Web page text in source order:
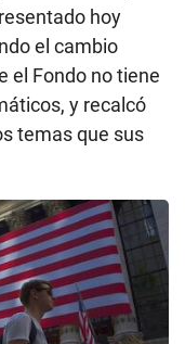
hoy
el cambio
el Fondo no tiene
y recalcó
temas que sus